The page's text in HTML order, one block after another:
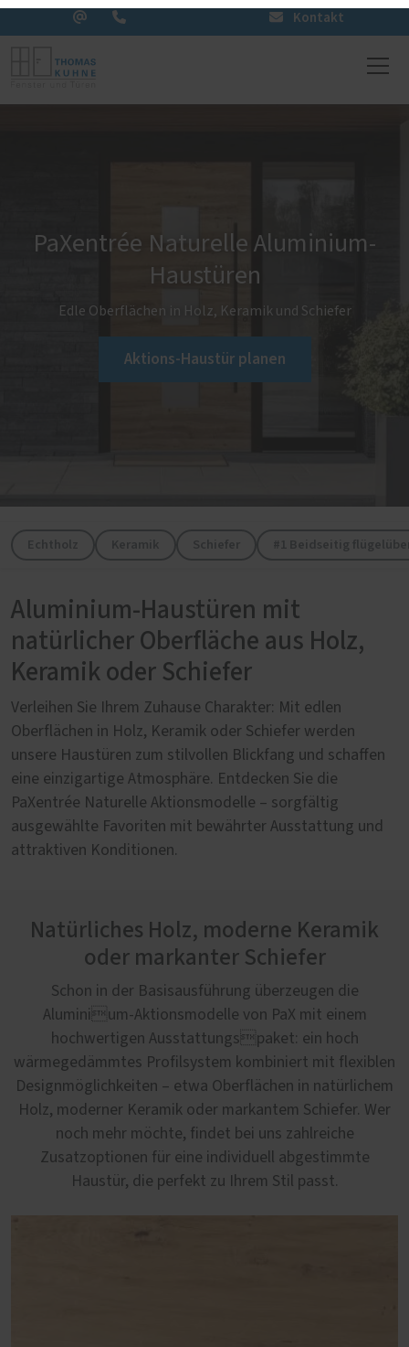
Kontakt
PaXentrée Naturelle Aluminium-
Haustüren
Edle Oberflächen in Holz, Keramik und Schiefer
Aktions-Haustür planen
Aluminium-Haustüren mit
natürlicher Oberfläche aus Holz,
Keramik oder Schiefer
Verleihen Sie Ihrem Zuhause Charakter: Mit edlen
Oberflächen in Holz, Keramik oder Schiefer werden
unsere Haustüren zum stilvollen Blickfang und schaffen
eine einzigartige Atmosphäre. Entdecken Sie die
PaXentrée Naturelle Aktionsmodelle – sorgfältig
ausgewählte Favoriten mit bewährter Ausstattung und
attraktiven Konditionen.
Natürliches Holz, moderne Keramik
oder markanter Schiefer
Schon in der Basisausführung überzeugen die
Aluminium-Aktionsmodelle von PaX mit einem
hochwertigen Ausstattungspaket: ein hoch
wärmegedämmtes Profilsystem kombiniert mit flexiblen
Designmöglichkeiten – etwa Oberflächen in natürlichem
Holz, moderner Keramik oder markantem Schiefer. Wer
noch mehr möchte, findet bei uns zahlreiche
Zusatzoptionen für eine individuell abgestimmte
Haustür, die perfekt zu Ihrem Stil passt.